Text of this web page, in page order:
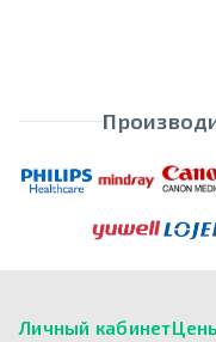
Личный кабинет